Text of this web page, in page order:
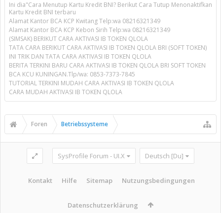
Ini dia"Cara Menutup Kartu Kredit BNI? Berikut Cara Tutup Menonaktifkan
Kartu Kredit BNI terbaru
Alamat Kantor BCA KCP Kwitang Telp:wa 08216321349
Alamat Kantor BCA KCP Kebon Sirih Telp:wa 08216321349
(SIMSAK) BERIKUT CARA AKTIVASI IB TOKEN QLOLA
TATA CARA BERIKUT CARA AKTIVASI IB TOKEN QLOLA BRI (SOFT TOKEN)
INI TRIK DAN TATA CARA AKTIVASI IB TOKEN QLOLA
BERITA TERKINI BARU CARA AKTIVASI IB TOKEN QLOLA BRI SOFT TOKEN
BCA KCU KUNINGAN.Tlp/wa: 0853-7373-7845
TUTORIAL TERKINI MUDAH CARA AKTIVASI IB TOKEN QLOLA
CARA MUDAH AKTIVASI IB TOKEN QLOLA
Foren Betriebssysteme
SysProfile Forum - UI.X Deutsch [Du]
Kontakt Hilfe Sitemap Nutzungsbedingungen
Datenschutzerklärung